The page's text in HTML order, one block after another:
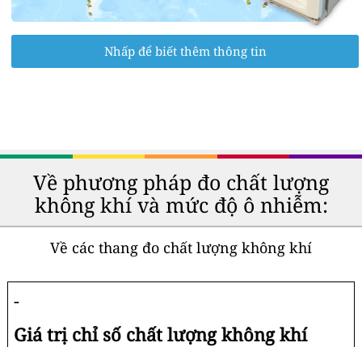
Nhấp để biết thêm thông tin
Về phương pháp đo chất lượng
không khí và mức độ ô nhiễm:
Về các thang đo chất lượng không khí
-
Giá trị chỉ số chất lượng không khí